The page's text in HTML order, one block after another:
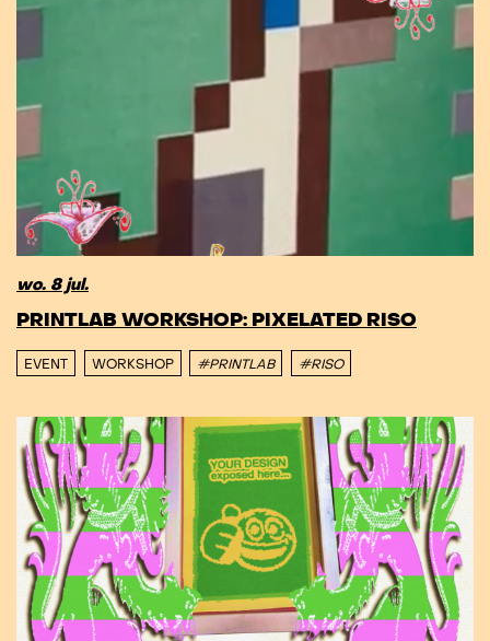
wo. 8 jul.
PRINTLAB WORKSHOP: PIXELATED RISO
EVENT WORKSHOP #PRINTLAB #RISO